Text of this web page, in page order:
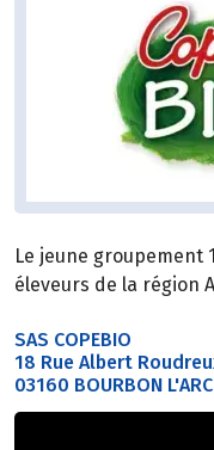
Le jeune groupement
éleveurs de la région
SAS COPEBIO
18 Rue Albert
03160 BOURBON